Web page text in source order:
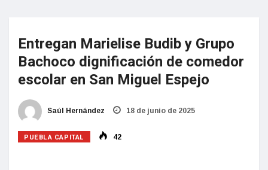
Entregan Marielise Budib y Grupo
Bachoco dignificación de comedor
escolar en San Miguel Espejo
Saúl Hernández 18 de junio de 2025
PUEBLA CAPITAL 42